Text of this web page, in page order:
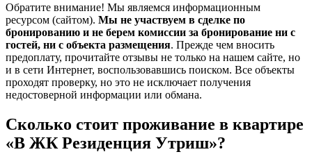
Обратите внимание! Мы являемся информационным
ресурсом (сайтом). Мы не участвуем в сделке по
бронированию и не берем комиссии за бронирование ни с
гостей, ни с объекта размещения. Прежде чем вносить
предоплату, прочитайте отзывы не только на нашем сайте, но
и в сети Интернет, воспользовавшись поиском. Все объекты
проходят проверку, но это не исключает получения
недостоверной информации или обмана.
Сколько стоит проживание в квартире
«В ЖК Резиденция Утриш»?